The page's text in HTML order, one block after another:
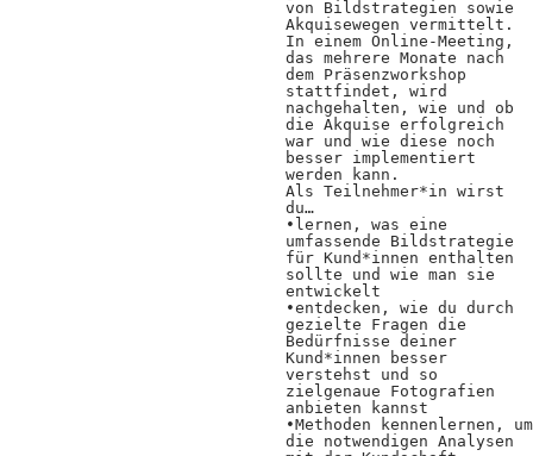
von Bildstrategien sowie
Akquisewegen vermittelt.
In einem Online-Meeting,
das mehrere Monate nach
dem Präsenzworkshop
stattfindet, wird
nachgehalten, wie und ob
die Akquise erfolgreich
war und wie diese noch
besser implementiert
werden kann.
Als Teilnehmer*in wirst
du…
•lernen, was eine
umfassende Bildstrategie
für Kund*innen enthalten
sollte und wie man sie
entwickelt
•entdecken, wie du durch
gezielte Fragen die
Bedürfnisse deiner
Kund*innen besser
verstehst und so
zielgenaue Fotografien
anbieten kannst
•Methoden kennenlernen, um
die notwendigen Analysen